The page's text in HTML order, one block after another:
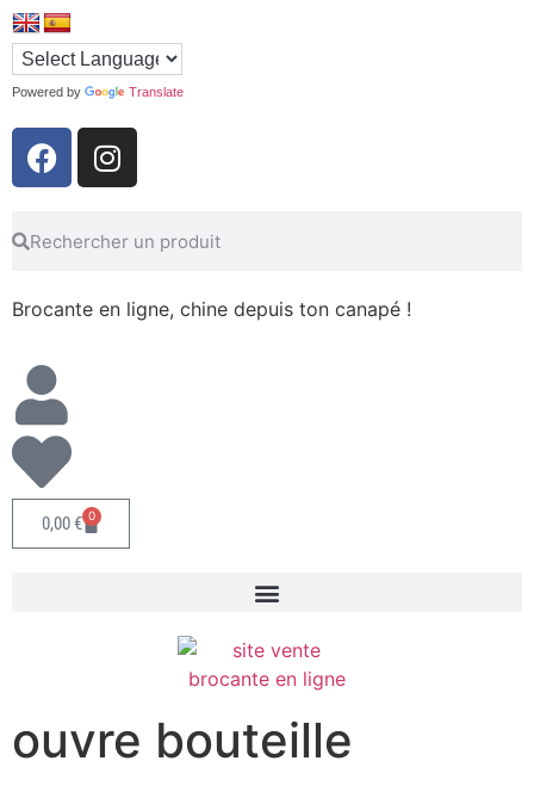
Brocante en ligne, chine depuis ton canapé !
Powered by Translate
0,00€ 0
ouvre bouteille